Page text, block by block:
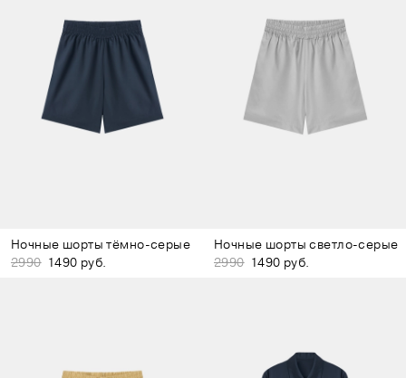
Ночные шорты тёмно-серые
2990 1490 руб.
Ночные шорты светло-серые
2990 1490 руб.